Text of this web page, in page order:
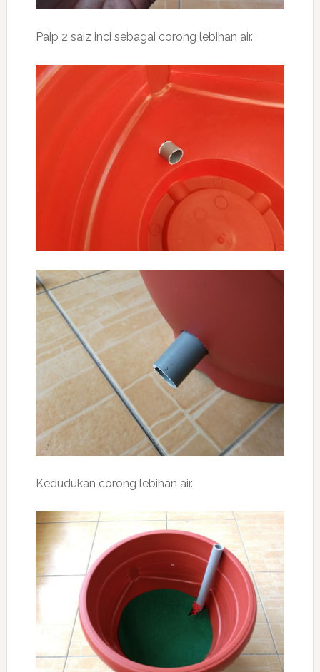
Paip 2 saiz inci sebagai corong lebihan air.
Kedudukan corong lebihan air.